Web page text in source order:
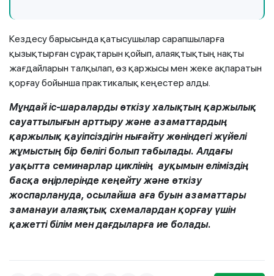
Кездесу барысында қатысушылар сарапшыларға
қызықтырған сұрақтарын қойып, алаяқтықтың нақты
жағдайларын талқылап, өз қаржысы мен жеке ақпаратын
қорғау бойынша практикалық кеңестер алды.
Мұндай іс-шараларды өткізу халықтың қаржылық
сауаттылығын арттыру және азаматтардың
қаржылық қауіпсіздігін нығайту жөніндегі жүйелі
жұмыстың бір бөлігі болып табылады. Алдағы
уақытта семинарлар циклінің ауқымын еліміздің
басқа өңірлерінде кеңейту және өткізу
жоспарлануда, осылайша аға буын азаматтары
заманауи алаяқтық схемалардан қорғау үшін
қажетті білім мен дағдыларға ие болады.